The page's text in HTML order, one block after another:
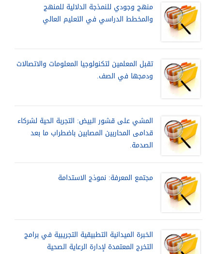
منهج وجودي للنمذجة الدلالية للمنهج
والمخطط الدراسي في التعليم العالي
تقبل المعلمين لتكنولوجيا المعلومات والاتصالات
ودمجها في الصف.
المشي على قشور البيض: التجربة الحية لشركاء
قدامى المحاربين المصابين باضطراب ما بعد
الصدمة.
مجتمع المعرفة: نموذج الاستدامة
الخبرة الميدانية التطبيقية التجريبية في برامج
التخرج المعتمدة لإدارة الرعاية الصحية